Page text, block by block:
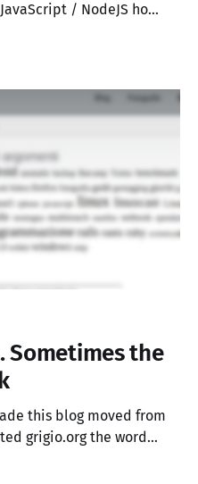
/ NodeJS ho
Sometimes the
this blog moved from
and also I changed.